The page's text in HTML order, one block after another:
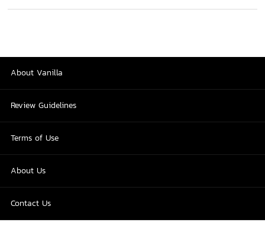
About Vanilla
Review Guidelines
Terms of Use
About Us
Contact Us